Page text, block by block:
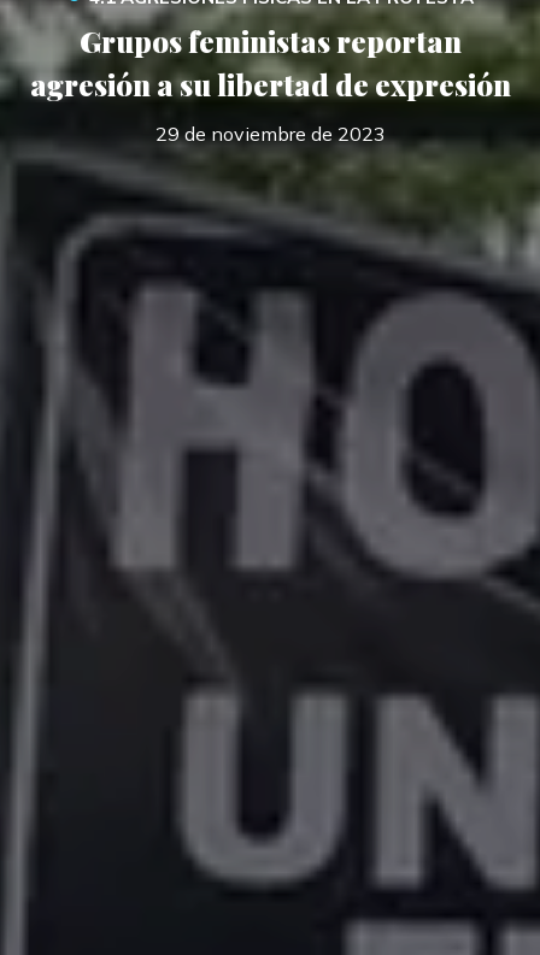
Grupos feministas reportan
agresión a su libertad de expresión
29 de noviembre de 2023